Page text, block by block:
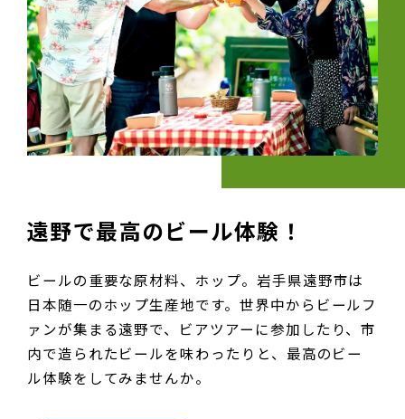
遠野で最高のビール体験！
ビールの重要な原材料、ホップ。 岩手県遠野市は
日本随一のホップ生産地です。 世界中からビールフ
ァンが集まる遠野で、 ビアツアーに参加したり、市
内で造られたビールを味わったりと、 最高のビー
ル体験をしてみませんか。